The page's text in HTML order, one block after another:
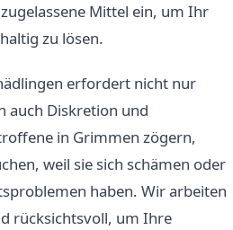
Mittel ein, um Ihr
zu lösen.
erfordert nicht nur
auch Diskretion und
in Grimmen zögern,
weil sie sich schämen oder
haben. Wir arbeiten
rücksichtsvoll, um Ihre